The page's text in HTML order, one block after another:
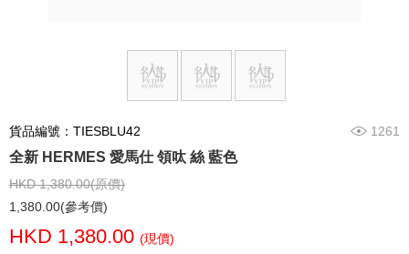
貨品編號：TIESBLU42 1261
全新 HERMES 愛馬仕 領呔 絲 藍色
HKD 1,380.00(原價)
1,380.00(參考價)
HKD 1,380.00 (現價)